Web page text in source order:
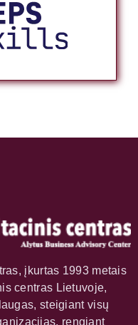
įkurtas 1993 metais
centras Lietuvoje,
steigiant visų
rengiant